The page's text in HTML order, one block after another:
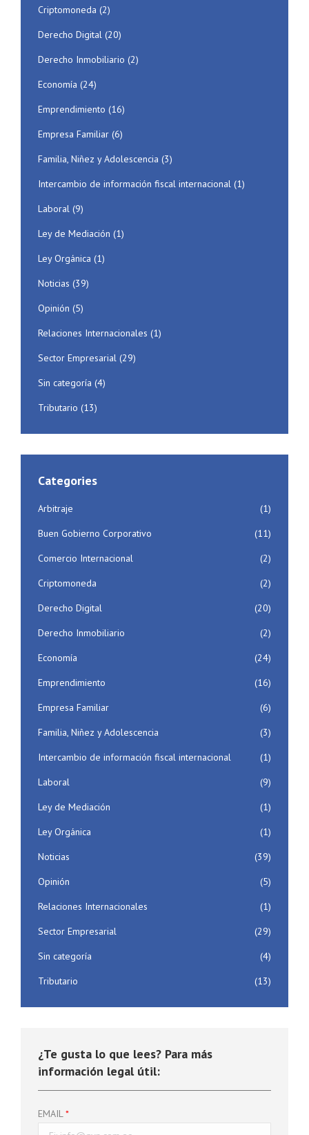
Criptomoneda (2)
Derecho Digital (20)
Derecho Inmobiliario (2)
Economía (24)
Emprendimiento (16)
Empresa Familiar (6)
Familia, Niñez y Adolescencia (3)
Intercambio de información fiscal internacional (1)
Laboral (9)
Ley de Mediación (1)
Ley Orgánica (1)
Noticias (39)
Opinión (5)
Relaciones Internacionales (1)
Sector Empresarial (29)
Sin categoría (4)
Tributario (13)
Categories
Arbitraje
(1)
Buen Gobierno Corporativo
(11)
Comercio Internacional
(2)
Criptomoneda
(2)
Derecho Digital
(20)
Derecho Inmobiliario
(2)
Economía
(24)
Emprendimiento
(16)
Empresa Familiar
(6)
Familia, Niñez y Adolescencia
(3)
Intercambio de información fiscal internacional
(1)
Laboral
(9)
Ley de Mediación
(1)
Ley Orgánica
(1)
Noticias
(39)
Opinión
(5)
Relaciones Internacionales
(1)
Sector Empresarial
(29)
Sin categoría
(4)
Tributario
(13)
¿Te gusta lo que lees? Para más
información legal útil:
EMAIL